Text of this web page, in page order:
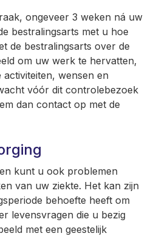
ongeveer 3 weken ná uw
bestralingsarts met u hoe
de bestralingsarts over de
om uw werk te hervatten,
wensen en
vóór dit controlebezoek
dan contact op met de
kunt u ook problemen
van uw ziekte. Het kan zijn
behoefte heeft om
levensvragen die u bezig
met een geestelijk